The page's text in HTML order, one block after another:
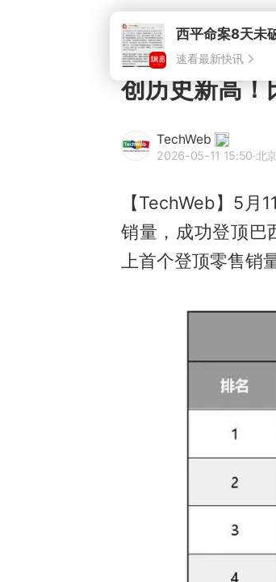
西平命案8天未
速看最新快讯
创历史新高！
TechWeb
2026-05-11 15:50·北京
【TechWeb】5
销量，成功登顶巴
上首个登顶零售销